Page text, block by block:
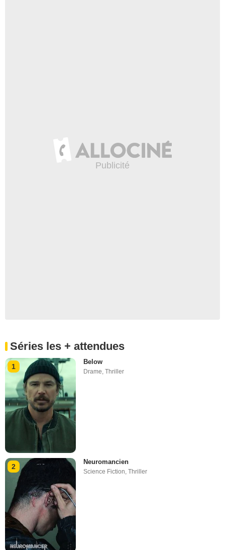
Séries les + attendues
1
Below
Drame,Thriller
2
Neuromancien
Science Fiction ,Thriller